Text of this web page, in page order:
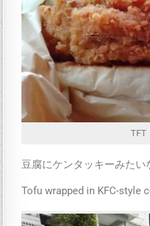
TFT
豆腐にケンタッキーみたい
Tofu wrapped in KFC-style